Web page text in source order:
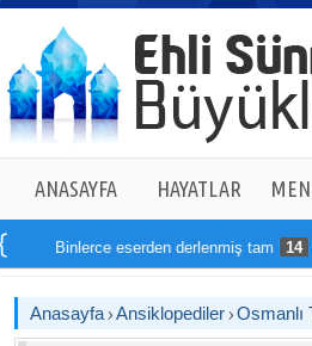
ANASAYFA HAYATLAR
Binlerce eserden derlenmiş tam 14
Anasayfa Ansiklopediler Osmanlı